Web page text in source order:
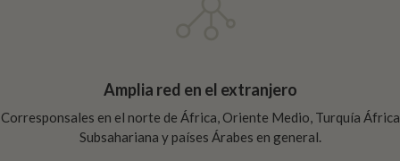
Amplia red en el extranjero
Corresponsales en el norte de África, Oriente Medio, Turquía África
Subsahariana y países Árabes en general.